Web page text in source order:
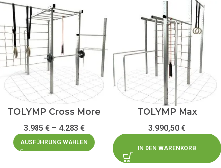
TOLYMP Cross More
3.985 €– 4.283 €
AUSFÜHRUNG WÄHLEN
TOLYMP Max
3.990,50 €
IN DEN WARENKORB